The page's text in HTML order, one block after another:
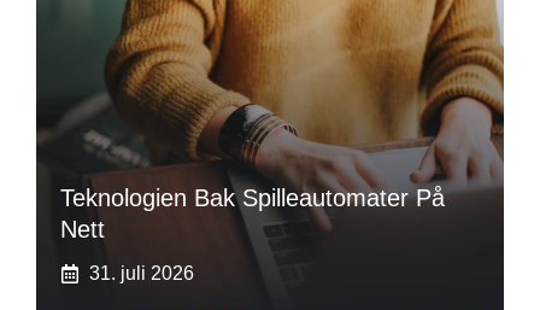
Teknologien Bak Spilleautomater På
Nett
31. juli 2026